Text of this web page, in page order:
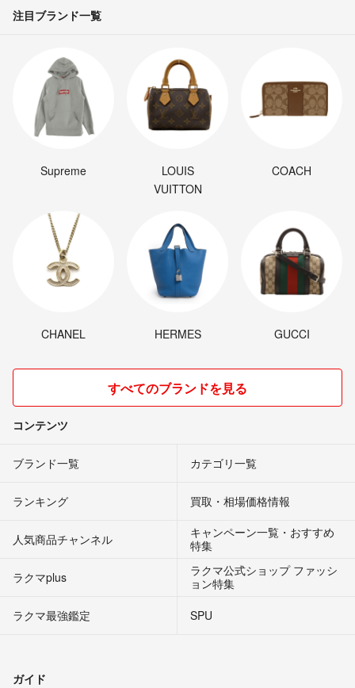
注目ブランド一覧
Supreme
LOUIS
VUITTON
COACH
CHANEL HERMES GUCCI
すべてのブランドを見る
コンテンツ
ブランド一覧 カテゴリ一覧
ランキング 買取・相場価格情報
人気商品チャンネル
キャンペーン一覧・おすすめ
特集
ラクマplus
ラクマ公式ショップ ファッシ
ョン特集
ラクマ最強鑑定
SPU
ガイド